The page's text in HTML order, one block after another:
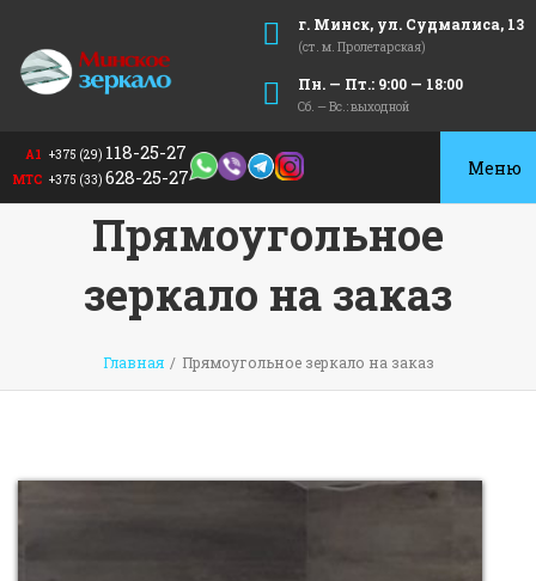
г. Минск, ул. Судмалиса, 13
(ст. м. Пролетарская)
Пн. — Пт.: 9:00 — 18:00
Сб. — Вс.: выходной
А1 +375 (29) 118-25-27
МТС +375 (33) 628-25-27
Toggle
Прямоугольное
зеркало на заказ
Главная / Прямоугольное зеркало на заказ